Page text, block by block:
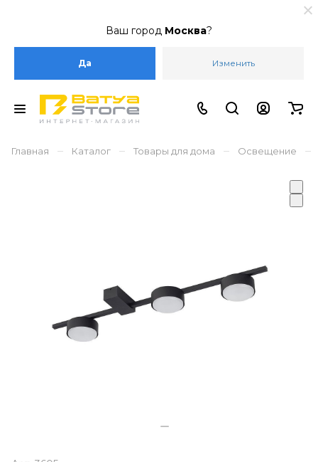
Ваш город Москва?
Да Изменить
Главная – Каталог – Товары для дома – Освещение –